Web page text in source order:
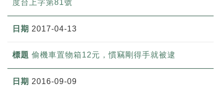
度台上字第81號
2017-04-13
偷機車置物箱12元，慣竊剛得手就被逮
2016-09-09